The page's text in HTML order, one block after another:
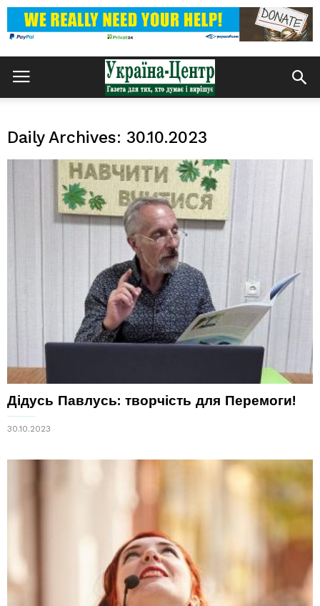
Daily Archives: 30.10.2023
Дідусь Павлусь: творчість для Перемоги!
30.10.2023